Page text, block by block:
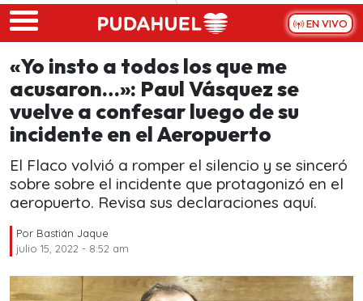
Skip to main content
EN VIVO
«Yo insto a todos los que me
acusaron…»: Paul Vásquez se
vuelve a confesar luego de su
incidente en el Aeropuerto
El Flaco volvió a romper el silencio y se sinceró
sobre sobre el incidente que protagonizó en el
aeropuerto. Revisa sus declaraciones aquí.
Por Bastián Jaque
julio 15, 2022 - 8:52 am